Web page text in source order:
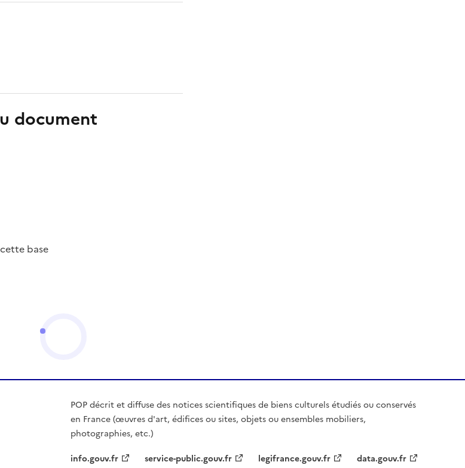
document
base
POP décrit et diffuse des notices scientifiques de biens culturels étudiés ou conservés
en France (œuvres d'art, édifices ou sites, objets ou ensembles mobiliers,
photographies, etc.)
info.gouv.fr
service-public.gouv.fr legifrance.gouv.fr data.gouv.fr